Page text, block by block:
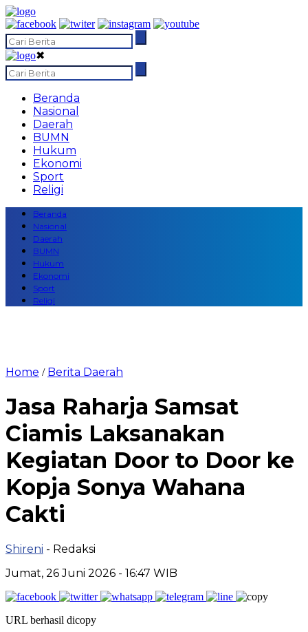
✖
Beranda
Nasional
Daerah
BUMN
Hukum
Ekonomi
Sport
Religi
Beranda
Nasional
Daerah
BUMN
Hukum
Ekonomi
Sport
Religi
Home / Berita Daerah
Jasa Raharja Samsat
Ciamis Laksanakan
Kegiatan Door to Door ke
Kopja Sonya Wahana
Cakti
Shireni - Redaksi
Jumat, 26 Juni 2026 - 16:47 WIB
URL berhasil dicopy